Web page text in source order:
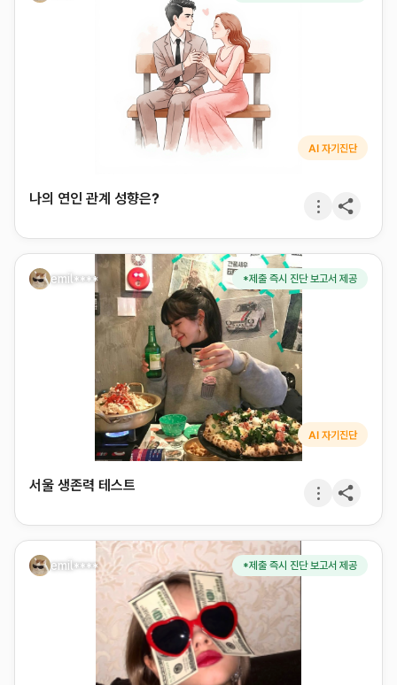
AI 자기진단
나의 연인 관계 성향은?
emil**** *제출 즉시 진단 보고서 제공
AI 자기진단
서울 생존력 테스트
emil**** *제출 즉시 진단 보고서 제공